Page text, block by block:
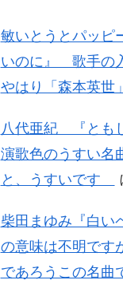
敏いとうとパッ
いのに』 歌手の
やはり「森本英世
八代亜紀 『とも
演歌色のうすい
と、うすいです
柴田まゆみ『白
の意味は不明です
であろうこの